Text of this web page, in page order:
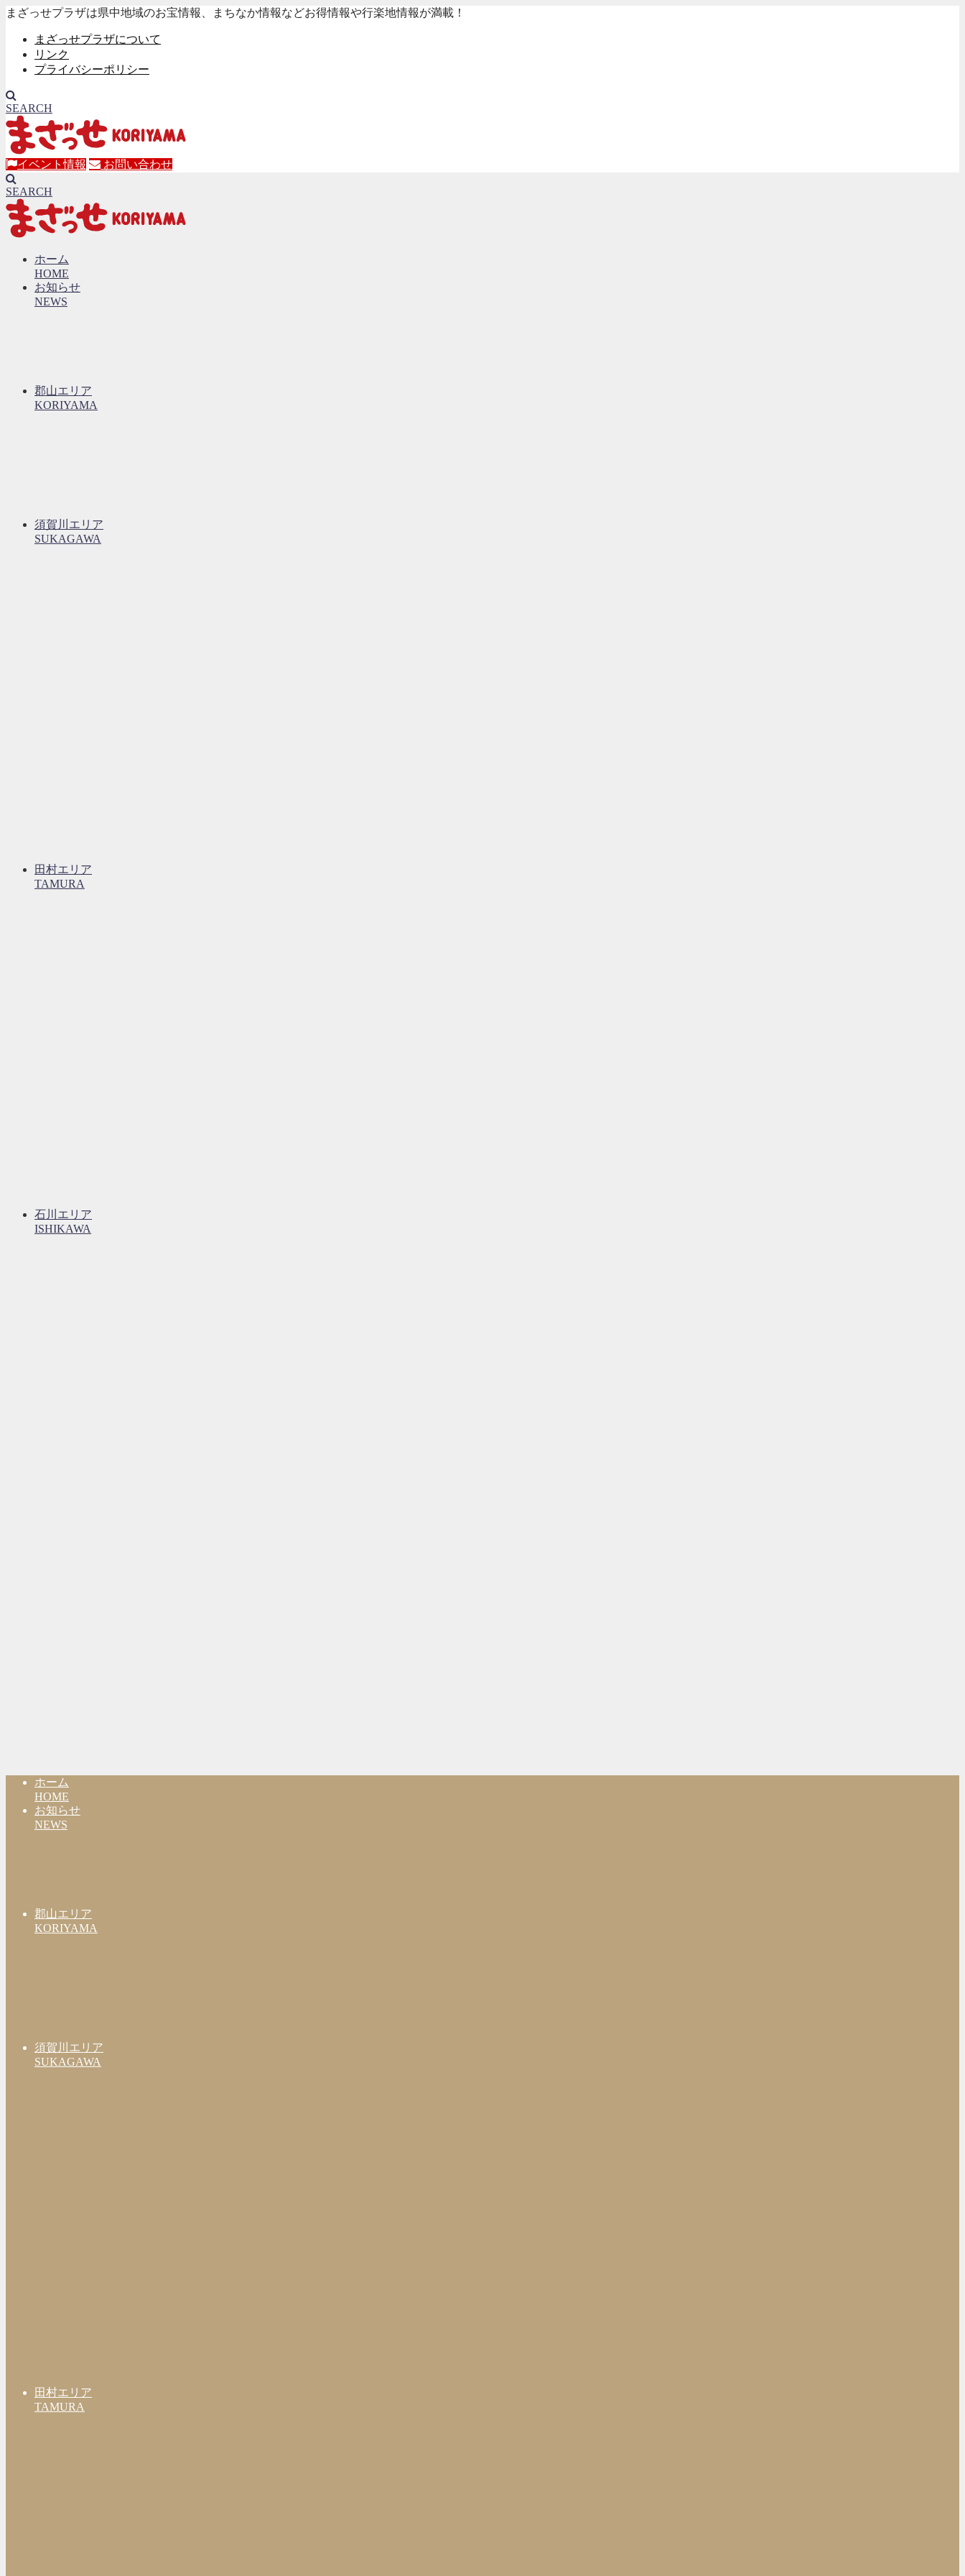
まざっせプラザは県中地域のお宝情報、まちなか情報などお得情報や行楽地情報が満載！
まざっせプラザについて
リンク
プライバシーポリシー
SEARCH
イベント情報 お問い合わせ
SEARCH
ホーム
HOME
お知らせ
NEWS
郡山エリア
KORIYAMA
須賀川エリア
SUKAGAWA
田村エリア
TAMURA
石川エリア
ISHIKAWA
ホーム
HOME
お知らせ
NEWS
郡山エリア
KORIYAMA
須賀川エリア
SUKAGAWA
田村エリア
TAMURA